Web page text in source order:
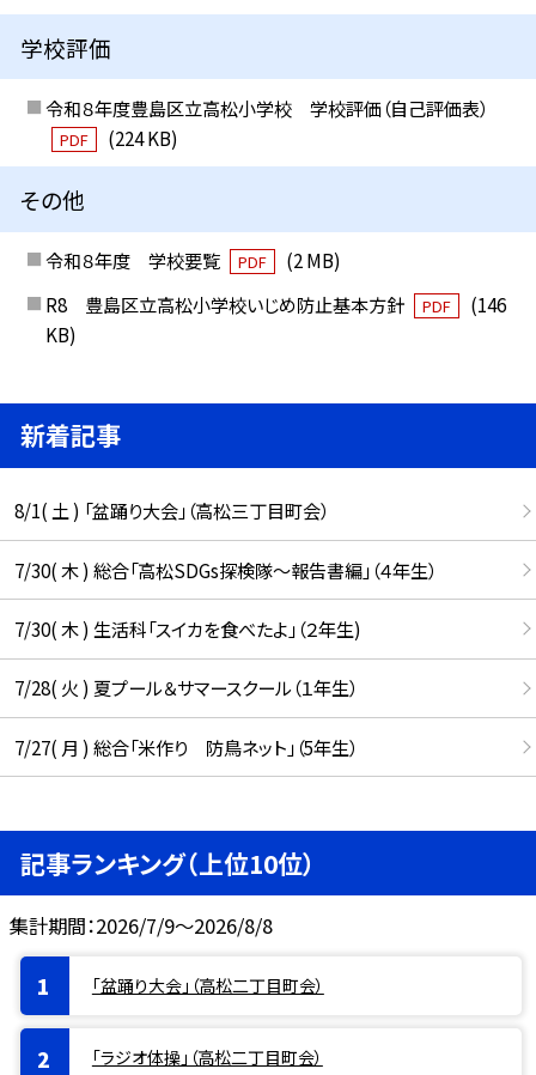
学校評価
令和８年度豊島区立高松小学校 学校評価（自己評価表）
PDF (224 KB)
その他
令和８年度 学校要覧 PDF
(2 MB)
R8 豊島区立高松小学校いじめ防止基本方針
PDF
(146
KB)
新着記事
8/1( 土 ) 「盆踊り大会」（高松三丁目町会）
7/30( 木 ) 総合「高松SDGs探検隊〜報告書編」（４年生）
7/30( 木 ) 生活科「スイカを食べたよ」（２年生)
7/28( 火 ) 夏プール＆サマースクール（１年生）
7/27( 月 ) 総合「米作り 防鳥ネット」（5年生）
記事ランキング（上位10位）
集計期間：2026/7/9～2026/8/8
「盆踊り大会」（高松二丁目町会）
「ラジオ体操」（高松二丁目町会）